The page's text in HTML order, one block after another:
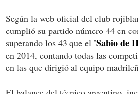
Según la web oficial del club
cumplió su partido número 44 en
superando los 43 que el 'Sabio de
en 2014, contando todas las
en las que dirigió al equipo